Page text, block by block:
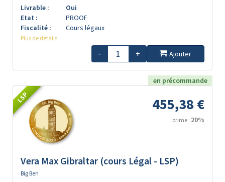
Livrable :
Oui
Etat :
PROOF
Fiscalité :
Cours légaux
Plus de détails
- + Ajouter
en précommande
LSP 455,38 €
prime : 20%
Vera Max Gibraltar (cours Légal - LSP)
Big Ben